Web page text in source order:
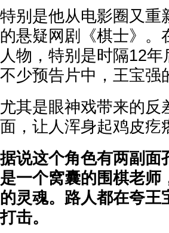
特别是他从电影圈又重
的悬疑网剧《棋士》。
人物，特别是时隔12
不少预告片中，王宝强
尤其是眼神戏带来的反
面，让人浑身起鸡皮疙
据说这个角色有两副面
是一个窝囊的围棋老师
的灵魂。路人都在夸王
打击。